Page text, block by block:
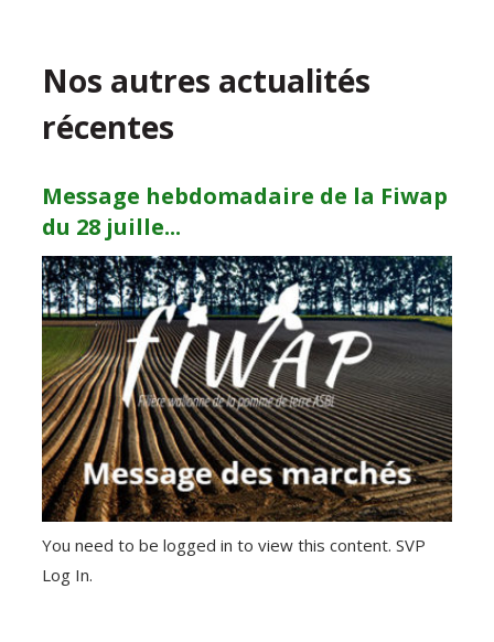
Nos autres actualités
récentes
Message hebdomadaire de la Fiwap
du 28 juille...
You need to be logged in to view this content. SVP
Log In.